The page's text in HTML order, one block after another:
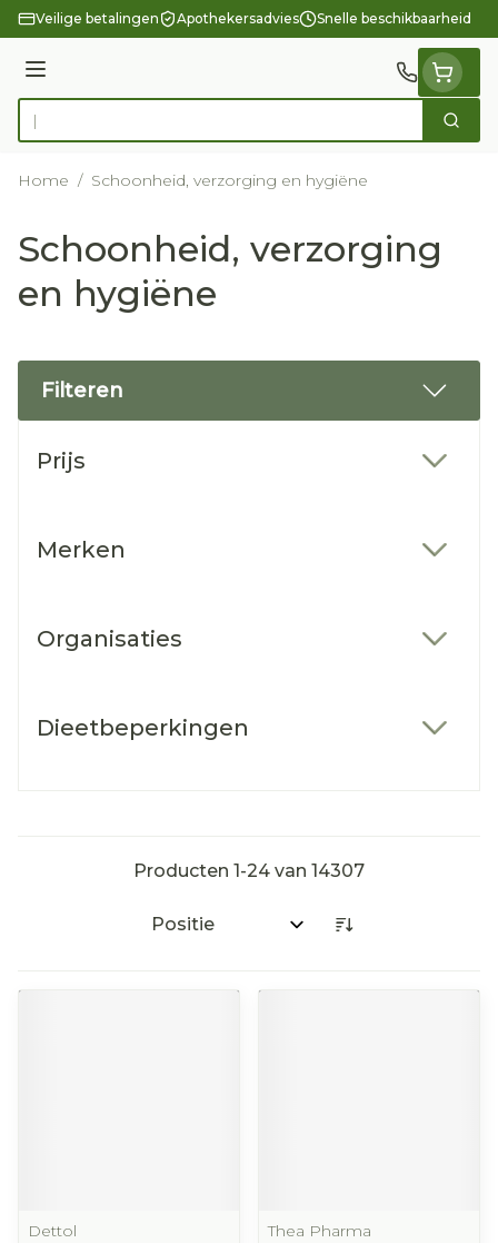
Ga naar de inhoud
Veilige betalingen Apothekersadvies Snelle beschikbaarheid
Menu
Product, merk, categorie... Zoek
Home / Schoonheid, verzorging en hygiëne
Schoonheid, verzorging
en hygiëne
Filteren
Prijs
Merken
Organisaties
Dieetbeperkingen
Producten 1-24 van 14307
Sorteer op:
Dettol
Thea Pharma